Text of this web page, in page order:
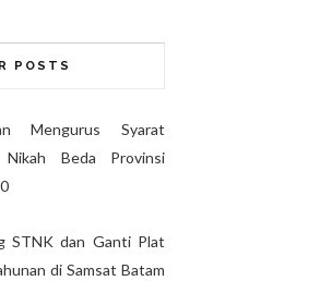
POSTS
Mengurus Syarat
Nikah Beda Provinsi
STNK dan Ganti Plat
di Samsat Batam